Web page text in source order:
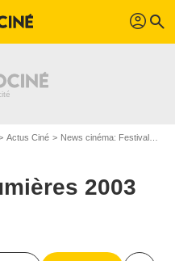
profil search
Actus Ciné News cinéma: Festivals
2003